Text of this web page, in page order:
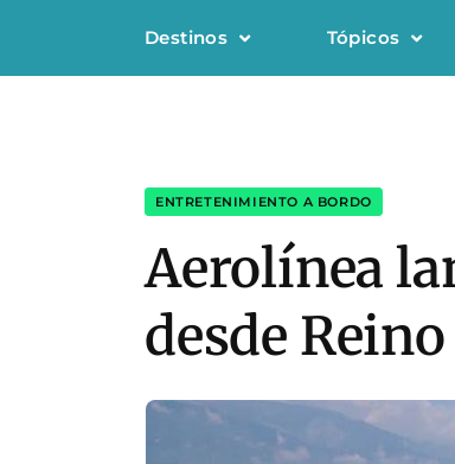
Destinos Tópicos
ENTRETENIMIENTO A BORDO
Aerolínea
desde